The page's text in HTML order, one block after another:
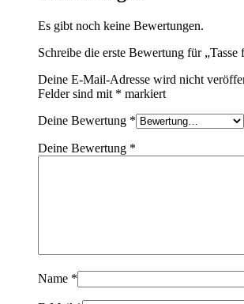
Es gibt noch keine Bewertungen.
Schreibe die erste Bewertung für „Tasse
Deine E-Mail-Adresse wird nicht
Felder sind mit * markiert
Deine Bewertung *
Deine Bewertung *
Name *